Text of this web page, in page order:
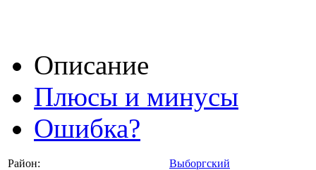
Описание
Плюсы и минусы
Ошибка?
Район:
Выборгский